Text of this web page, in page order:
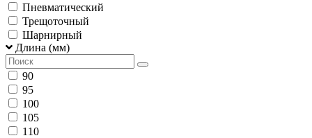
Пневматический
Трещоточный
Шарнирный
Длина (мм)
90
95
100
105
110